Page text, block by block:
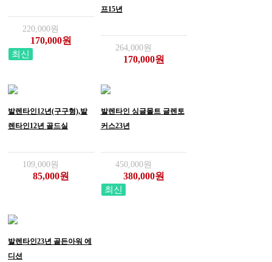
220,000원
170,000원
최신
프15년
264,000원
170,000원
발렌타인12년(구구형),발
렌타인12년 골드실
109,000원
85,000원
발렌타인 싱글몰트 글렌토
커스23년
450,000원
380,000원
최신
발렌타인23년 골든아워 에
디션